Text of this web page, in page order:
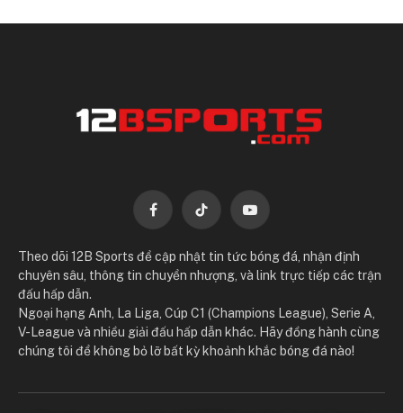
FacebookTikTok YouTube
Theo dõi 12B Sports để cập nhật tin tức bóng đá, nhận định
chuyên sâu, thông tin chuyển nhượng, và link trực tiếp các trận
đấu hấp dẫn.
Ngoại hạng Anh, La Liga, Cúp C1 (Champions League), Serie A,
V-League và nhiều giải đấu hấp dẫn khác. Hãy đồng hành cùng
chúng tôi để không bỏ lỡ bất kỳ khoảnh khắc bóng đá nào!